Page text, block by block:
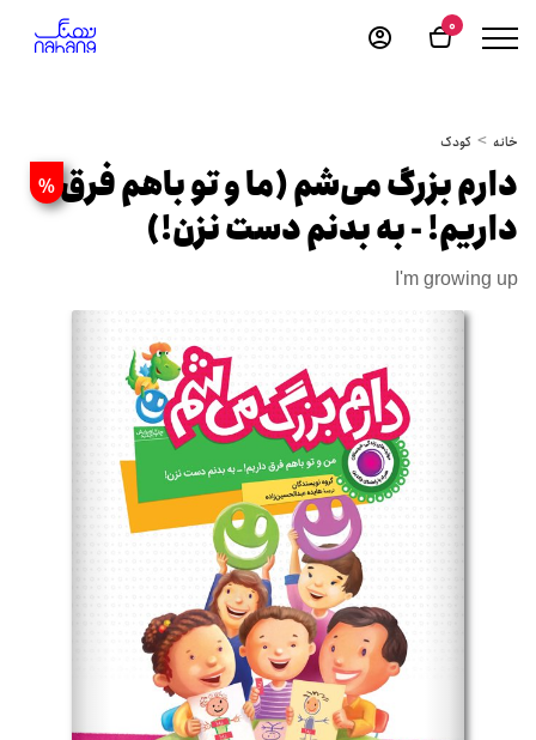
0
خانه کودک
%دارم بزرگ می‌شم (ما و تو باهم فرق
داریم! - به بدنم دست نزن!)
I'm growing up